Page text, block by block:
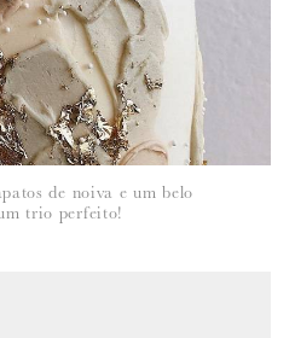
de noiva e um belo
trio perfeito!